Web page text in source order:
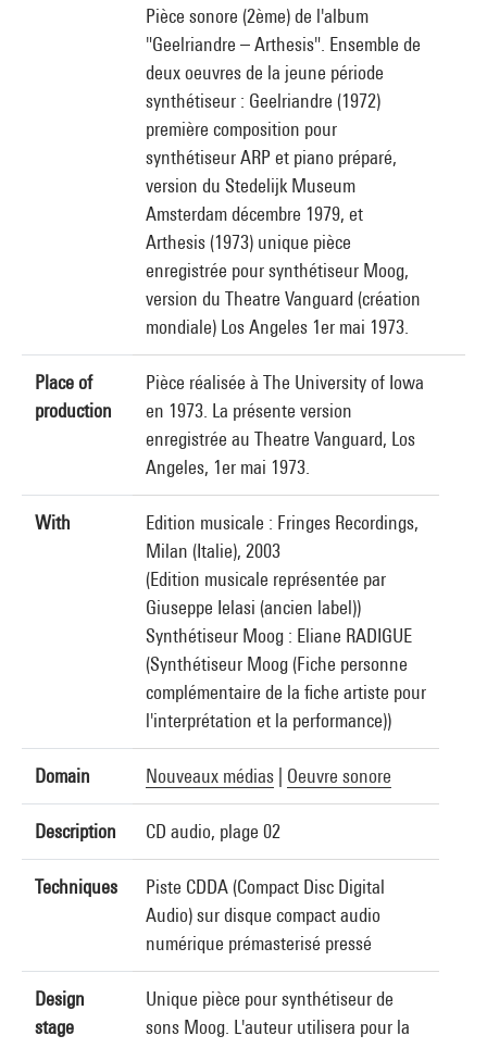
Pièce sonore (2ème) de l'album
"Geelriandre – Arthesis". Ensemble de
deux oeuvres de la jeune période
synthétiseur : Geelriandre (1972)
première composition pour
synthétiseur ARP et piano préparé,
version du Stedelijk Museum
Amsterdam décembre 1979, et
Arthesis (1973) unique pièce
enregistrée pour synthétiseur Moog,
version du Theatre Vanguard (création
mondiale) Los Angeles 1er mai 1973.
Place of
production
Pièce réalisée à The University of Iowa
en 1973. La présente version
enregistrée au Theatre Vanguard, Los
Angeles, 1er mai 1973.
With
Edition musicale : Fringes Recordings,
Milan (Italie), 2003
(Edition musicale représentée par
Giuseppe Ielasi (ancien label))
Synthétiseur Moog : Eliane RADIGUE
(Synthétiseur Moog (Fiche personne
complémentaire de la fiche artiste pour
l'interprétation et la performance))
Domain Nouveaux médias Oeuvre sonore
Description CD audio, plage 02
Techniques
Piste CDDA (Compact Disc Digital
Audio) sur disque compact audio
numérique prémasterisé pressé
Design
stage
Unique pièce pour synthétiseur de
sons Moog. L'auteur utilisera pour la